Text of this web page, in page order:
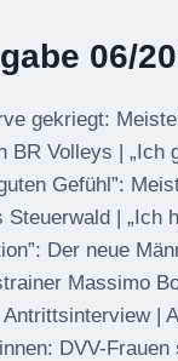
06/
gekriegt:
BR Volleys | „Ich
Gefühl”:
Steuerwald | „Ich
Der neue
Massimo
|
DVV-Frauen